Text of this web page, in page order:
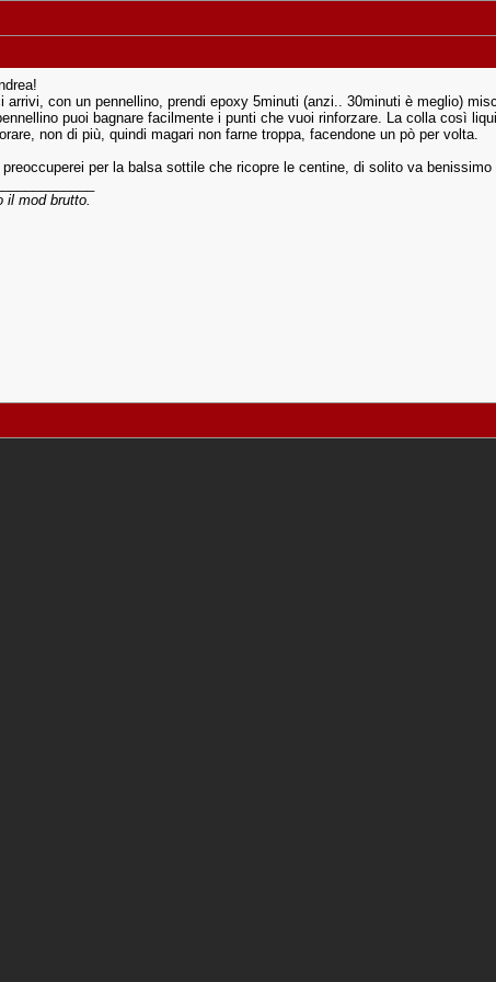
arrivi, con un pennellino, prendi epoxy 5minuti (anzi.. 30minuti è meglio)
puoi bagnare facilmente i punti che vuoi rinforzare. La colla così
non di più, quindi magari non farne troppa, facendone un pò per volta.
preoccuperei per la balsa sottile che ricopre le centine, di solito va
il mod brutto.